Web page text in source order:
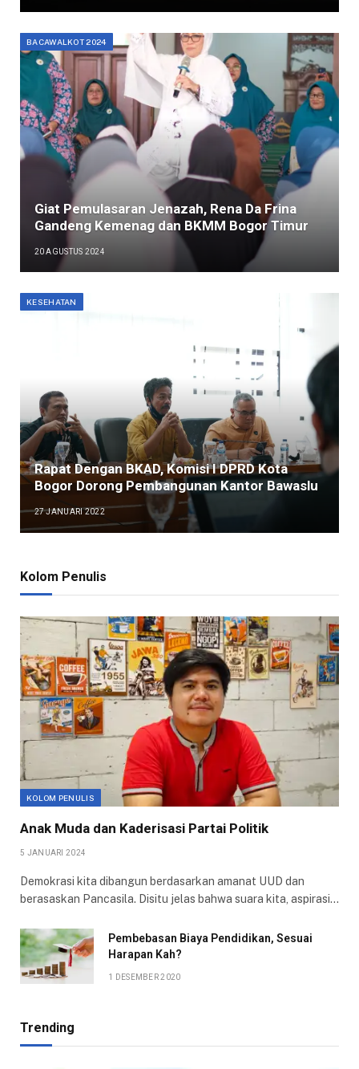
BACAWALKOT 2024
Giat Pemulasaran Jenazah, Rena Da Frina
Gandeng Kemenag dan BKMM Bogor Timur
20 AGUSTUS 2024
KESEHATAN
Rapat Dengan BKAD, Komisi I DPRD Kota
Bogor Dorong Pembangunan Kantor Bawaslu
27 JANUARI 2022
Kolom Penulis
KOLOM PENULIS
Anak Muda dan Kaderisasi Partai Politik
5 JANUARI 2024
Demokrasi kita dibangun berdasarkan amanat UUD dan
berasaskan Pancasila. Disitu jelas bahwa suara kita, aspirasi…
Pembebasan Biaya Pendidikan, Sesuai
Harapan Kah?
1 DESEMBER 2020
Trending